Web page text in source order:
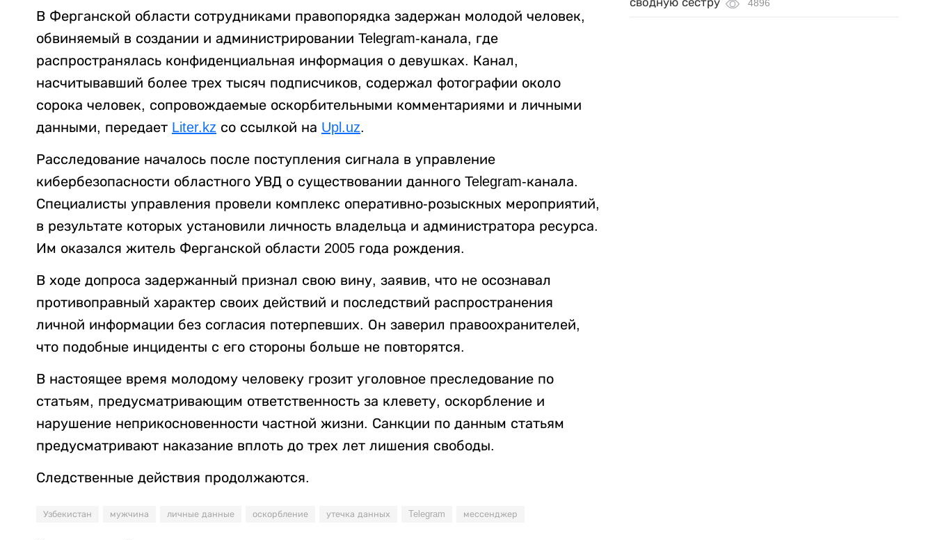
В Ферганской области сотрудниками правопорядка задержан молодой человек,
обвиняемый в создании и администрировании Telegram-канала, где
распространялась конфиденциальная информация о девушках. Канал,
насчитывавший более трех тысяч подписчиков, содержал фотографии около
сорока человек, сопровождаемые оскорбительными комментариями и личными
данными, передает Liter.kz со ссылкой на Upl.uz.
Расследование началось после поступления сигнала в управление
кибербезопасности областного УВД о существовании данного Telegram-канала.
Специалисты управления провели комплекс оперативно-розыскных мероприятий,
в результате которых установили личность владельца и администратора ресурса.
Им оказался житель Ферганской области 2005 года рождения.
В ходе допроса задержанный признал свою вину, заявив, что не осознавал
противоправный характер своих действий и последствий распространения
личной информации без согласия потерпевших. Он заверил правоохранителей,
что подобные инциденты с его стороны больше не повторятся.
В настоящее время молодому человеку грозит уголовное преследование по
статьям, предусматривающим ответственность за клевету, оскорбление и
нарушение неприкосновенности частной жизни. Санкции по данным статьям
предусматривают наказание вплоть до трех лет лишения свободы.
Следственные действия продолжаются.
Узбекистан мужчина личные данные оскорбление утечка данных Telegram мессенджер
4896